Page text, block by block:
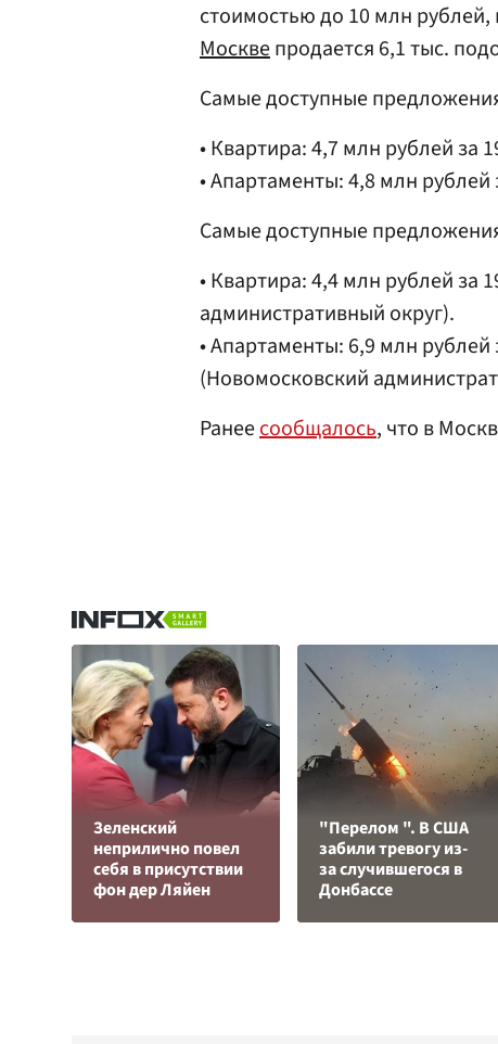
стоимостью до 10 млн рублей,
Москвепродается 6,1 тыс.
Самые доступные
• Квартира: 4,7 млн рублей за
• Апартаменты: 4,8 млн
Самые доступные
• Квартира: 4,4 млн рублей за
административный округ).
• Апартаменты: 6,9 млн
(Новомосковский
Ранеесообщалось, что в
Зеленский
неприлично повел
cебя в присутствии
фон дер Ляйен
"Перелом ". В США
забили тревогу из-
за случившегося в
Донбассе